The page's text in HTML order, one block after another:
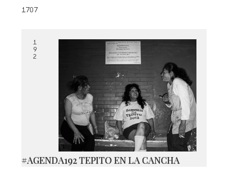
1707
1
9
2
#AGENDA192 TEPITO EN LA CANCHA